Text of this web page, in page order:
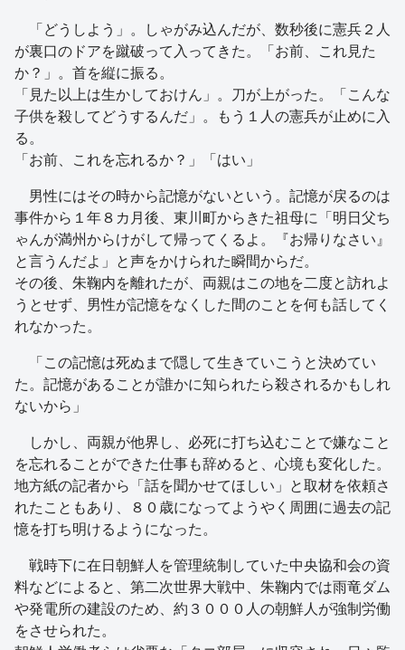
「どうしよう」。しゃがみ込んだが、数秒後に憲兵２人
が裏口のドアを蹴破って入ってきた。「お前、これ見た
か？」。首を縦に振る。
「見た以上は生かしておけん」。刀が上がった。「こんな
子供を殺してどうするんだ」。もう１人の憲兵が止めに入
る。
「お前、これを忘れるか？」「はい」
男性にはその時から記憶がないという。記憶が戻るのは
事件から１年８カ月後、東川町からきた祖母に「明日父ち
ゃんが満州からけがして帰ってくるよ。『お帰りなさい』
と言うんだよ」と声をかけられた瞬間からだ。
その後、朱鞠内を離れたが、両親はこの地を二度と訪れよ
うとせず、男性が記憶をなくした間のことを何も話してく
れなかった。
「この記憶は死ぬまで隠して生きていこうと決めてい
た。記憶があることが誰かに知られたら殺されるかもしれ
ないから」
しかし、両親が他界し、必死に打ち込むことで嫌なこと
を忘れることができた仕事も辞めると、心境も変化した。
地方紙の記者から「話を聞かせてほしい」と取材を依頼さ
れたこともあり、８０歳になってようやく周囲に過去の記
憶を打ち明けるようになった。
戦時下に在日朝鮮人を管理統制していた中央協和会の資
料などによると、第二次世界大戦中、朱鞠内では雨竜ダム
や発電所の建設のため、約３０００人の朝鮮人が強制労働
をさせられた。